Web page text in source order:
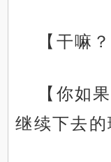
【干嘛
【你如
继续下去的